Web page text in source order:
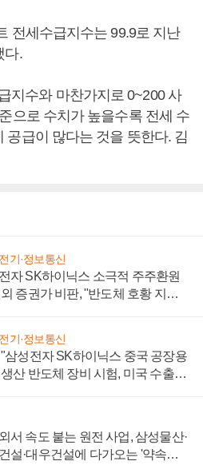
전세수급지수는 99.9로 지난
다.
지수와 마찬가지로 0~200 사
으로 수치가 높을수록 전세 수
공급이 많다는 것을 뜻한다. 김
기·정보통신
자 SK하이닉스 소극적 주주환원
증권가 비판, "반도체 호황 지속
기·정보통신
삼성전자 SK하이닉스 중국 공장용
산 반도체 장비 시험, 미국 수출통
서 속도 붙는 원전 사업, 삼성물산·
설·대우건설에 다가오는 '약속의